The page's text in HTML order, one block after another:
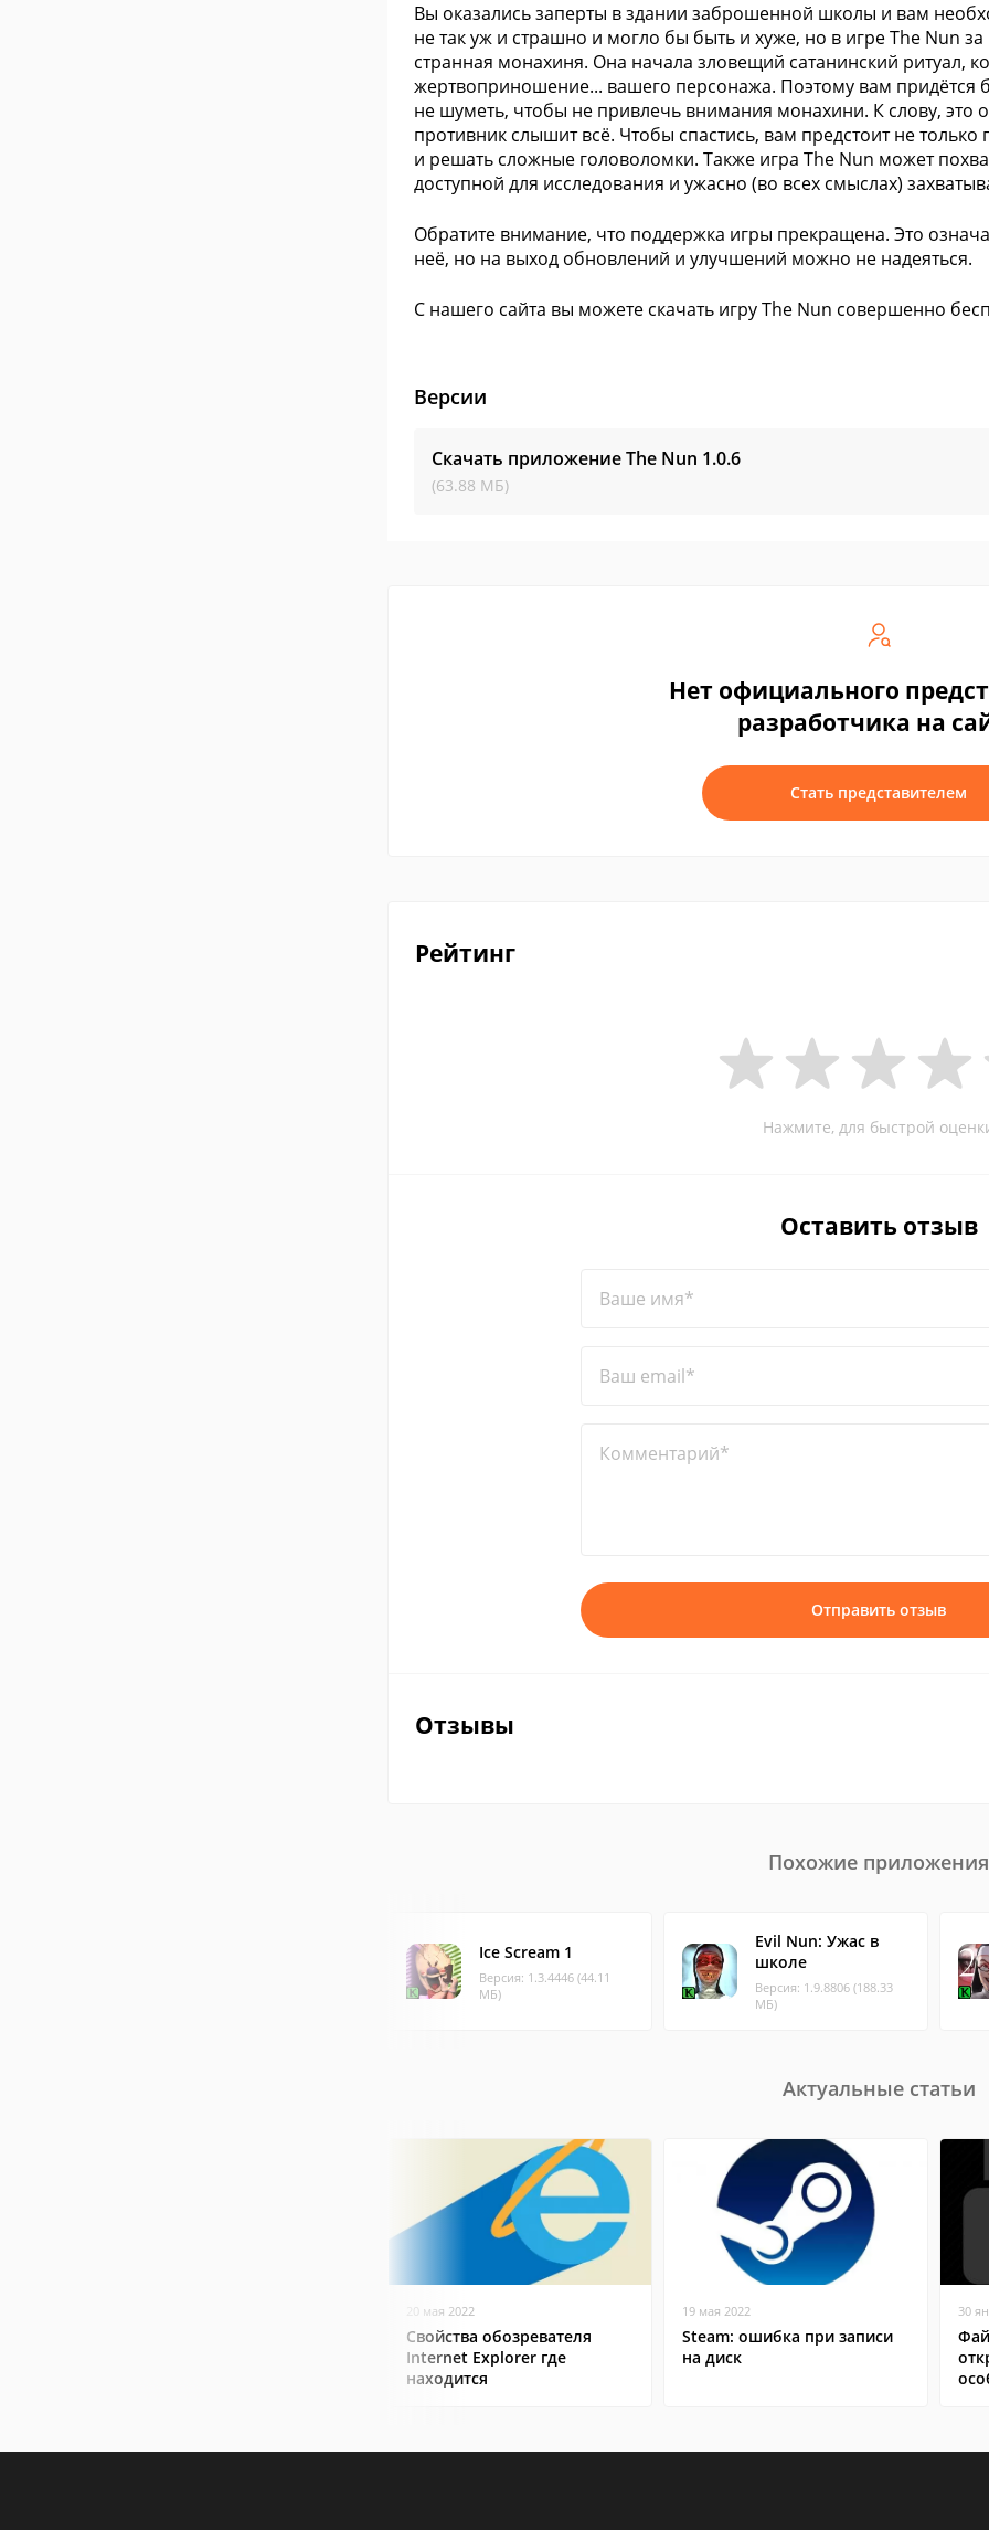
Вы оказались заперты в здании заброшенной школы и вам
не так уж и страшно и могло бы быть и хуже, но в игре The Nun
странная монахиня. Она начала зловещий сатанинский ритуал,
жертвоприношение... вашего персонажа. Поэтому вам придётся
не шуметь, чтобы не привлечь внимания монахини. К слову, это
противник слышит всё. Чтобы спастись, вам предстоит не
и решать сложные головоломки. Также игра The Nun может
доступной для исследования и ужасно (во всех смыслах)
Обратите внимание, что поддержка игры прекращена. Это
неё, но на выход обновлений и улучшений можно не надеяться.
С нашего сайта вы можете скачать игру The Nun совершенно
Версии
Скачать приложение The Nun 1.0.6
(63.88 МБ)
Нет официального
разработчика на
Стать представителем
Рейтинг
Нажмите, для быстрой
Оставить отзыв
Ваше имя*
Ваш email*
Комментарий*
Отправить отзыв
Отзывы
Похожие приложения
Ice Scream 1
Версия: 1.3.4446 (44.11
МБ)
Evil Nun: Ужас в
школе
Версия: 1.9.8806 (188.33
МБ)
Актуальные статьи
20 мая 2022
Свойства обозревателя
Internet Explorer где
находится
19 мая 2022
Steam: ошибка при записи
на диск
30